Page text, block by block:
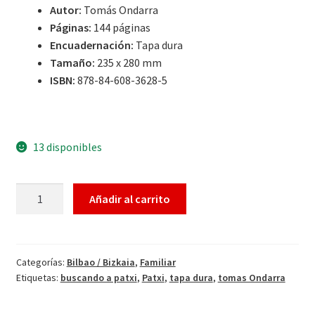
Autor: Tomás Ondarra
Páginas: 144 páginas
Encuadernación: Tapa dura
Tamaño: 235 x 280 mm
ISBN: 878-84-608-3628-5
13 disponibles
Añadir al carrito
Categorías: Bilbao / Bizkaia, Familiar
Etiquetas: buscando a patxi, Patxi, tapa dura, tomas Ondarra